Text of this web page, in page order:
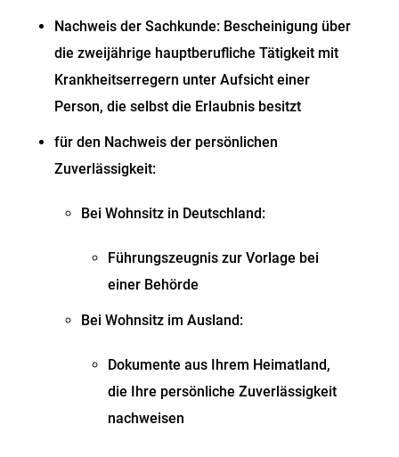
Nachweis der Sachkunde: Bescheinigung über
die zweijährige hauptberufliche Tätigkeit mit
Krankheitserregern unter Aufsicht einer
Person, die selbst die Erlaubnis besitzt
für den Nachweis der persönlichen
Zuverlässigkeit:
Bei Wohnsitz in Deutschland:
Führungszeugnis zur Vorlage bei
einer Behörde
Bei Wohnsitz im Ausland:
Dokumente aus Ihrem Heimatland,
die Ihre persönliche Zuverlässigkeit
nachweisen